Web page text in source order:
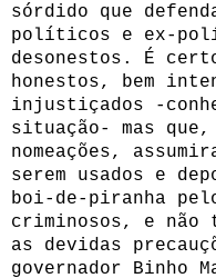
sórdido que
políticos e ex-
desonestos. É
honestos, bem
injustiçados -
situação- mas
nomeações,
serem usados e
boi-de-piranha
criminosos, e não
as devidas
governador Binho